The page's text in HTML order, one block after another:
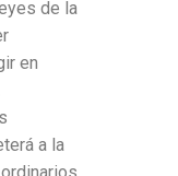
de la
en
a la